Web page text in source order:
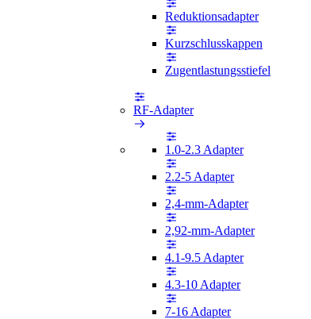
Reduktionsadapter
Kurzschlusskappen
Zugentlastungsstiefel
RF-Adapter
1.0-2.3 Adapter
2.2-5 Adapter
2,4-mm-Adapter
2,92-mm-Adapter
4.1-9.5 Adapter
4.3-10 Adapter
7-16 Adapter